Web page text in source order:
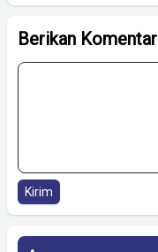
Berikan Komentar
Kirim